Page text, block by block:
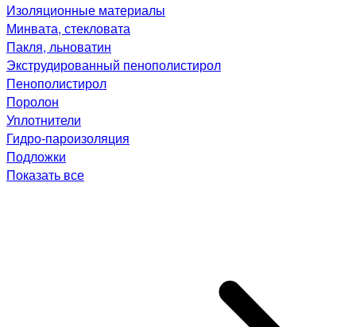
Изоляционные материалы
Минвата, стекловата
Пакля, льноватин
Экструдированный пенополистирол
Пенополистирол
Поролон
Уплотнители
Гидро-пароизоляция
Подложки
Показать все